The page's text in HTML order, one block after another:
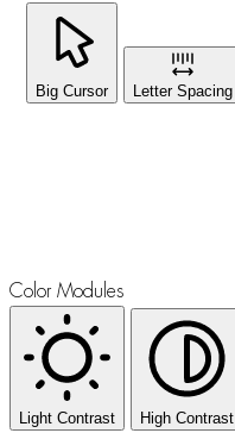
Big Cursor Letter Spacing
Color Modules
Light Contrast High Contrast